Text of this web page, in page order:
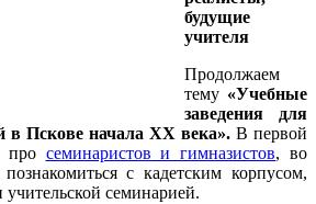
будущие
учителя
Продолжаем
тему «Учебные
заведения для
Пскове начала XX века». В первой
про семинаристов и гимназистов, во
с кадетским корпусом,
семинарией.